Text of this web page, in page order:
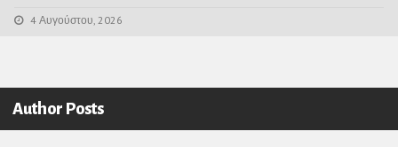
4 Αυγούστου, 2026
Author Posts